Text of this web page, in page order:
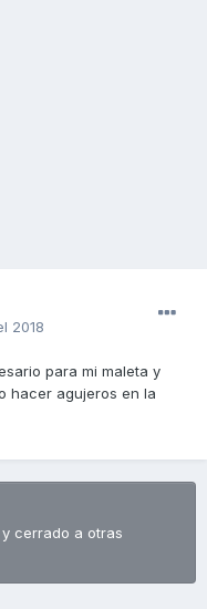
2018
para mi maleta y
hacer agujeros en la
cerrado a otras